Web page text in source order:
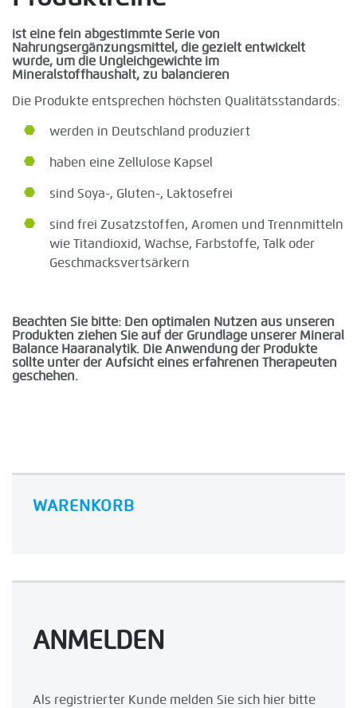
ist eine fein abgestimmte Serie von
Nahrungsergänzungsmittel, die gezielt entwickelt
wurde, um die Ungleichgewichte im
Mineralstoffhaushalt, zu balancieren
Die Produkte entsprechen höchsten Qualitätsstandards:
werden in Deutschland produziert
haben eine Zellulose Kapsel
sind Soya-, Gluten-, Laktosefrei
sind frei Zusatzstoffen, Aromen und Trennmitteln
wie Titandioxid, Wachse, Farbstoffe, Talk oder
Geschmacksvertsärkern
Beachten Sie bitte: Den optimalen Nutzen aus unseren
Produkten ziehen Sie auf der Grundlage unserer Mineral
Balance Haaranalytik. Die Anwendung der Produkte
sollte unter der Aufsicht eines erfahrenen Therapeuten
geschehen.
WARENKORB
ANMELDEN
Als registrierter Kunde melden Sie sich hier bitte